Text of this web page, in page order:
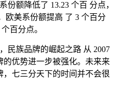
份额降低了 13.23 个百 分点，
欧美系份额提高 了 3 个百分
百分点。
民族品牌的崛起之路 从 2007
优势进一步被强化。未来来
七三分天下的时间并不会很